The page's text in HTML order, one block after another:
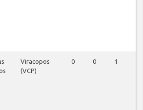
Viracopos
(VCP)
0 0 1